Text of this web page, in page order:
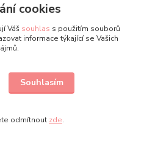
8-14 hod.)
cookies
Váš souhlas s použitím souborů
informace týkající se Vašich
Souhlasím
odmítnout zde.